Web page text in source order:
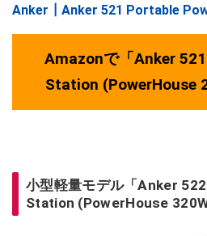
Anker┃Anker 521 Portable
Amazonで「Anker
Station (PowerHouse
小型軽量モデル「Anker
Station (PowerHouse